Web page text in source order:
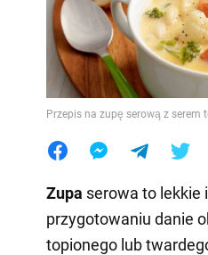
Przepis na zupę serową z serem
Zupa serowa to lekkie
przygotowaniu danie
topionego lub